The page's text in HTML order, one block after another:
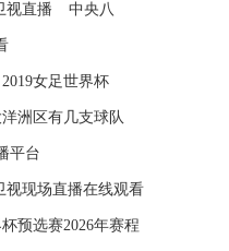
视直播 中央八
2019女足世界杯
洲区有几支球队
平台
视现场直播在线观看
预选赛2026年赛程